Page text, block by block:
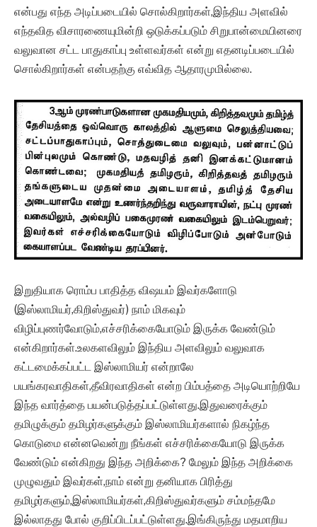
என்பது எந்த அடிப்படையில் சொல்கிறார்கள்,இந்திய அளவில்
எந்தவித விசாரணையுமின்றி ஒடுக்கப்படும் சிறுபான்மையினரை
வலுவான சட்ட பாதுகாப்பு உள்ளவர்கள் என்று எதனடிப்படையில்
சொல்கிறார்கள் என்பதற்கு எவ்வித ஆதாரமுமில்லை.
இறுதியாக ரொம்ப பாதித்த விஷயம் இவர்களோடு
(இஸ்லாமியர்,கிறிஸ்துவர்) நாம் மிகவும்
விழிப்புணர்வோடும்,எச்சரிக்கையோடும் இருக்க வேண்டும்
என்கிறார்கள்.உலகளவிலும் இந்திய அளவிலும் வலுவாக
கட்டமைக்கப்பட்ட இஸ்லாமியர் என்றாலே
பயங்கரவாதிகள்,தீவிரவாதிகள் என்ற பிம்பத்தை அடியொற்றியே
இந்த வார்த்தை பயன்படுத்தப்பட்டுள்ளது.இதுவரைக்கும்
தமிழுக்கும் தமிழர்களுக்கும் இஸ்லாமியர்களால் நிகழ்ந்த
கொடுமை என்னவென்று நீங்கள் எச்சரிக்கையோடு இருக்க
வேண்டும் என்கிறது இந்த அறிக்கை? மேலும் இந்த அறிக்கை
முழுவதும் இவர்கள்,நாம் என்று தனியாக பிரித்து
தமிழர்களும்,இஸ்லாமியர்கள்,கிறிஸ்துவர்களும் சம்மந்தமே
இல்லாதது போல் குறிப்பிடப்பட்டுள்ளது.இங்கிருந்து மதமாறிய